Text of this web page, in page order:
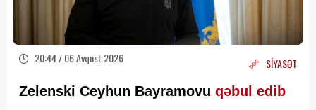
20:44 / 06 Avqust 2026 SİYASƏT
Zelenski Ceyhun Bayramovu qəbul edib